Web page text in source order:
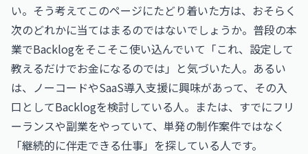
い。そう考えてこのページにたどり着いた方は、おそらく
次のどれかに当てはまるのではないでしょうか。普段の本
業でBacklogをそこそこ使い込んでいて「これ、設定して
教えるだけでお金になるのでは」と気づいた人。あるい
は、ノーコードやSaaS導入支援に興味があって、その入
口としてBacklogを検討している人。または、すでにフリ
ーランスや副業をやっていて、単発の制作案件ではなく
「継続的に伴走できる仕事」を探している人です。